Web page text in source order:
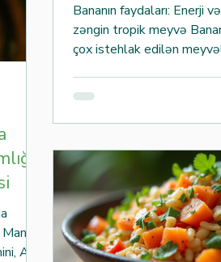
A
Bananın faydaları: Enerji
zəngin tropik meyvə
çox istehlak edilən
və zəngin qida tərkibi ilə
yeməyində, idmandan
həmçinin sağlam ara
istifadə olunur. Tərkibində
vitamini, C vitamini,
banan balanslı
orqanizmin müxtəlif